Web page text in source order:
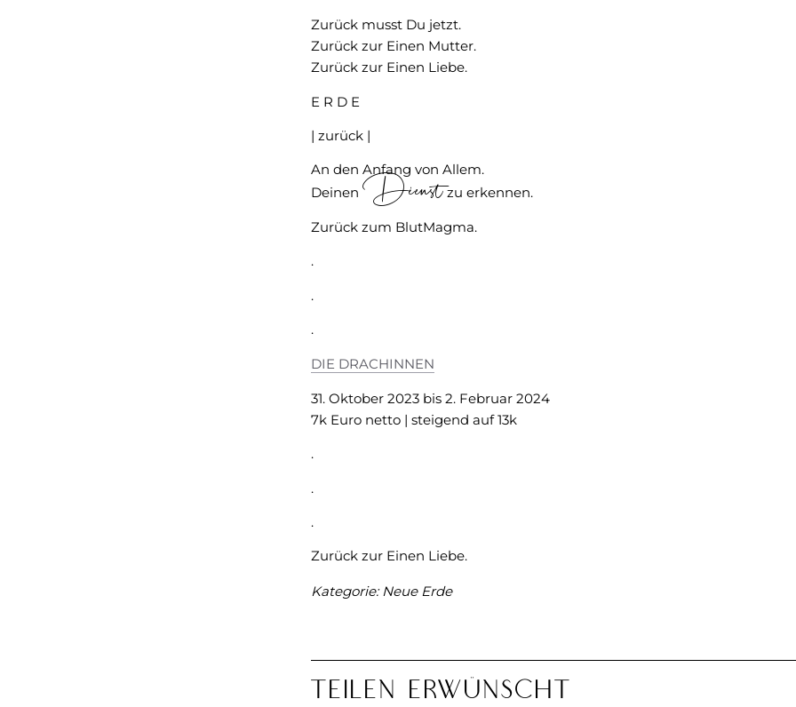
Zurück musst Du jetzt.
Zurück zur Einen Mutter.
Zurück zur Einen Liebe.
E R D E
| zurück |
An den Anfang von Allem.
Deinen Dienst zu erkennen.
Zurück zum BlutMagma.
.
.
.
DIE DRACHINNEN
31. Oktober 2023 bis 2. Februar 2024
7k Euro netto | steigend auf 13k
.
.
.
Zurück zur Einen Liebe.
Kategorie: Neue Erde
Teilen Erwünscht